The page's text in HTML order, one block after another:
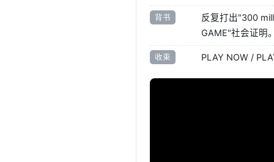
背书
反复打出"300
GAME"社会证明
收束 PLAY NOW /